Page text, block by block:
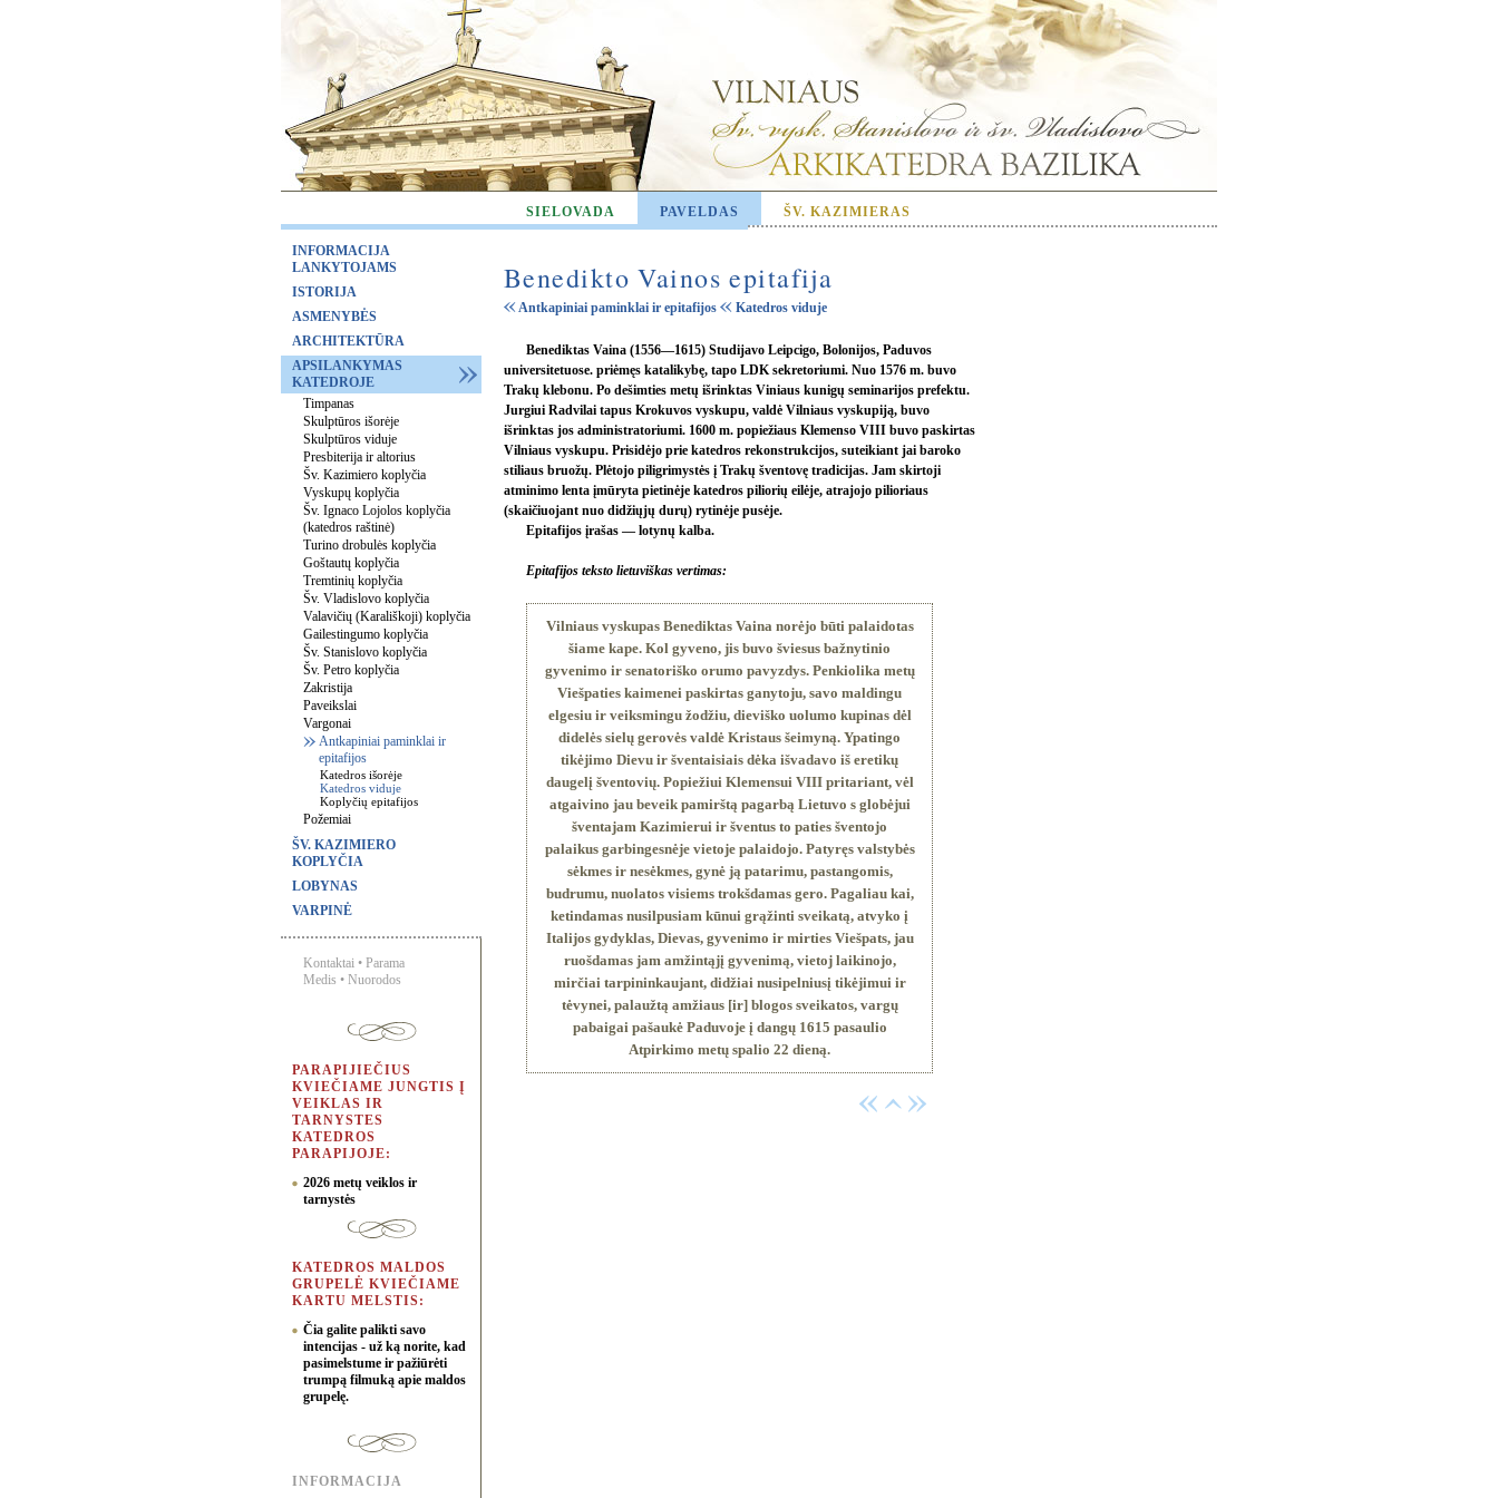
SIELOVADA PAVELDAS ŠV. KAZIMIERAS
INFORMACIJA
LANKYTOJAMS
ISTORIJA
ASMENYBĖS
ARCHITEKTŪRA
APSILANKYMAS
KATEDROJE
Timpanas
Skulptūros išorėje
Skulptūros viduje
Presbiterija ir altorius
Šv. Kazimiero koplyčia
Vyskupų koplyčia
Šv. Ignaco Lojolos koplyčia
(katedros raštinė)
Turino drobulės koplyčia
Goštautų koplyčia
Tremtinių koplyčia
Šv. Vladislovo koplyčia
Valavičių (Karališkoji) koplyčia
Gailestingumo koplyčia
Šv. Stanislovo koplyčia
Šv. Petro koplyčia
Zakristija
Paveikslai
Vargonai
Antkapiniai paminklai ir
epitafijos
Katedros išorėje
Katedros viduje
Koplyčių epitafijos
Požemiai
ŠV. KAZIMIERO
KOPLYČIA
LOBYNAS
VARPINĖ
Kontaktai • Parama
Medis • Nuorodos
PARAPIJIEČIUS
KVIEČIAME JUNGTIS Į
VEIKLAS IR
TARNYSTES
KATEDROS
PARAPIJOJE:
2026 metų veiklos ir
tarnystės
KATEDROS MALDOS
GRUPELĖ KVIEČIAME
KARTU MELSTIS:
Čia galite palikti savo
intencijas - už ką norite, kad
pasimelstume ir pažiūrėti
trumpą filmuką apie maldos
grupelę.
INFORMACIJA
Benedikto Vainos epitafija
Antkapiniai paminklai ir epitafijos Katedros viduje
Benediktas Vaina (1556—1615) Studijavo Leipcigo, Bolonijos, Paduvos
universitetuose. priėmęs katalikybę, tapo LDK sekretoriumi. Nuo 1576 m. buvo
Trakų klebonu. Po dešimties metų išrinktas Viniaus kunigų seminarijos prefektu.
Jurgiui Radvilai tapus Krokuvos vyskupu, valdė Vilniaus vyskupiją, buvo
išrinktas jos administratoriumi. 1600 m. popiežiaus Klemenso VIII buvo paskirtas
Vilniaus vyskupu. Prisidėjo prie katedros rekonstrukcijos, suteikiant jai baroko
stiliaus bruožų. Plėtojo piligrimystės į Trakų šventovę tradicijas. Jam skirtoji
atminimo lenta įmūryta pietinėje katedros piliorių eilėje, atrajojo pilioriaus
(skaičiuojant nuo didžiųjų durų) rytinėje pusėje.
Epitafijos įrašas — lotynų kalba.
Epitafijos teksto lietuviškas vertimas:
Vilniaus vyskupas Benediktas Vaina norėjo būti palaidotas
šiame kape. Kol gyveno, jis buvo šviesus bažnytinio
gyvenimo ir senatoriško orumo pavyzdys. Penkiolika metų
Viešpaties kaimenei paskirtas ganytoju, savo maldingu
elgesiu ir veiksmingu žodžiu, dieviško uolumo kupinas dėl
didelės sielų gerovės valdė Kristaus šeimyną. Ypatingo
tikėjimo Dievu ir šventaisiais dėka išvadavo iš eretikų
daugelį šventovių. Popiežiui Klemensui VIII pritariant, vėl
atgaivino jau beveik pamirštą pagarbą Lietuvo s globėjui
šventajam Kazimierui ir šventus to paties šventojo
palaikus garbingesnėje vietoje palaidojo. Patyręs valstybės
sėkmes ir nesėkmes, gynė ją patarimu, pastangomis,
budrumu, nuolatos visiems trokšdamas gero. Pagaliau kai,
ketindamas nusilpusiam kūnui grąžinti sveikatą, atvyko į
Italijos gydyklas, Dievas, gyvenimo ir mirties Viešpats, jau
ruošdamas jam amžintąjį gyvenimą, vietoj laikinojo,
mirčiai tarpininkaujant, didžiai nusipelniusį tikėjimui ir
tėvynei, palaužtą amžiaus [ir] blogos sveikatos, vargų
pabaigai pašaukė Paduvoje į dangų 1615 pasaulio
Atpirkimo metų spalio 22 dieną.